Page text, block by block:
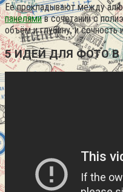
Ее прокладывают между
панелямив сочетании с
объём и глубину, и сочность
5 ИДЕЙ ДЛЯ ФОТО